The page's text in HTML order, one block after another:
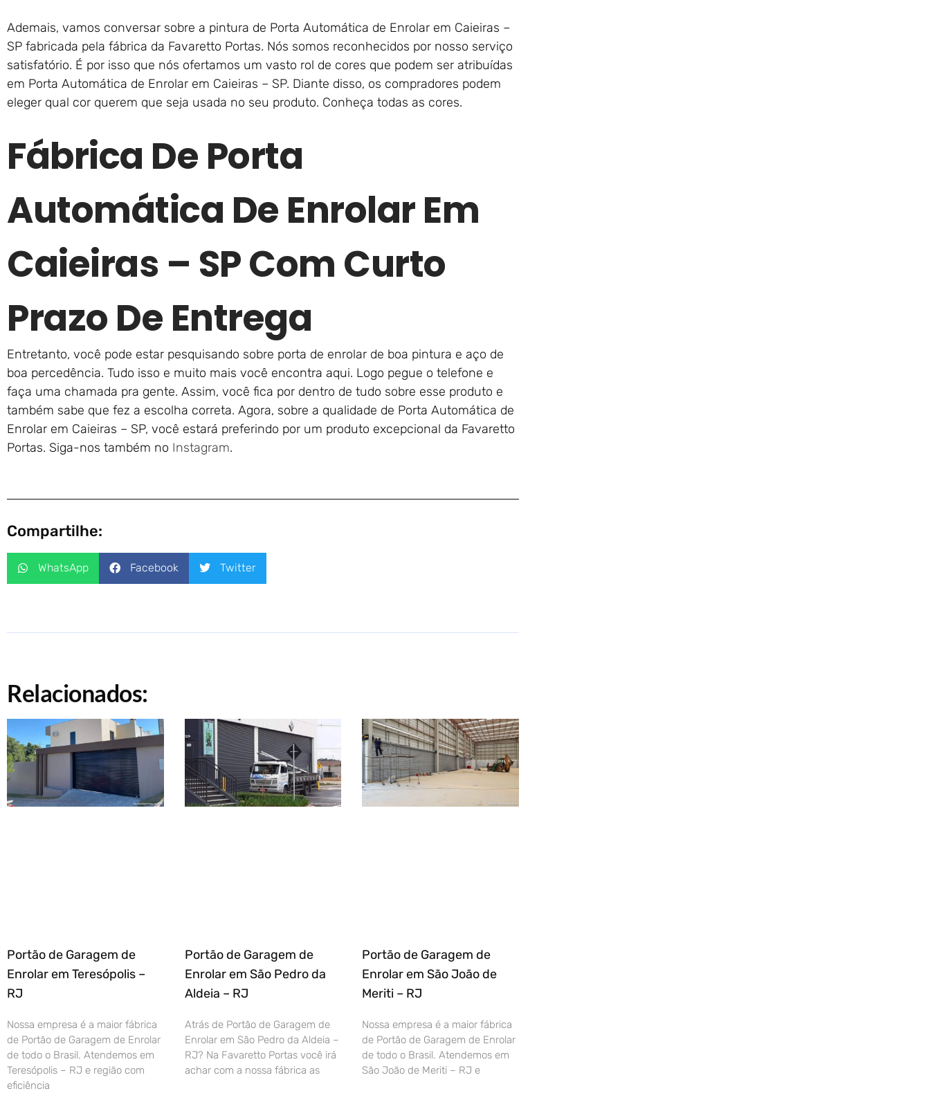
Ademais, vamos conversar sobre a pintura de Porta Automática de Enrolar em Caieiras –
SP fabricada pela fábrica da Favaretto Portas. Nós somos reconhecidos por nosso serviço
satisfatório. É por isso que nós ofertamos um vasto rol de cores que podem ser atribuídas
em Porta Automática de Enrolar em Caieiras – SP. Diante disso, os compradores podem
eleger qual cor querem que seja usada no seu produto. Conheça todas as cores.
Fábrica De Porta
Automática De Enrolar Em
Caieiras – SP Com Curto
Prazo De Entrega
Entretanto, você pode estar pesquisando sobre porta de enrolar de boa pintura e aço de
boa percedência. Tudo isso e muito mais você encontra aqui. Logo pegue o telefone e
faça uma chamada pra gente. Assim, você fica por dentro de tudo sobre esse produto e
também sabe que fez a escolha correta. Agora, sobre a qualidade de Porta Automática de
Enrolar em Caieiras – SP, você estará preferindo por um produto excepcional da Favaretto
Portas. Siga-nos também no Instagram.
Compartilhe:
WhatsApp Facebook Twitter
Relacionados:
Portão de Garagem de
Enrolar em Teresópolis –
RJ
Nossa empresa é a maior fábrica
de Portão de Garagem de Enrolar
de todo o Brasil. Atendemos em
Teresópolis – RJ e região com
eficiência
Portão de Garagem de
Enrolar em São Pedro da
Aldeia – RJ
Atrás de Portão de Garagem de
Enrolar em São Pedro da Aldeia –
RJ? Na Favaretto Portas você irá
achar com a nossa fábrica as
Portão de Garagem de
Enrolar em São João de
Meriti – RJ
Nossa empresa é a maior fábrica
de Portão de Garagem de Enrolar
de todo o Brasil. Atendemos em
São João de Meriti – RJ e